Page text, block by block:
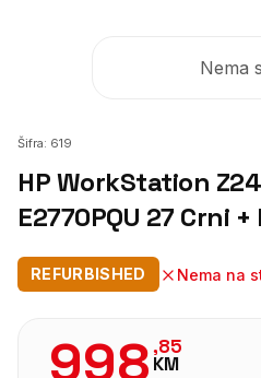
Nema
Šifra: 619
HP WorkStation
E2770PQU 27 Crni +
41 set
REFURBISHED Nema na
998,85
KM